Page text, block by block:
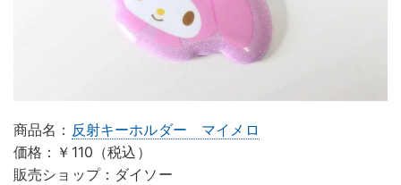
商品名： 反射キーホルダー マイメロ
価格：￥110（税込）
販売ショップ：ダイソー